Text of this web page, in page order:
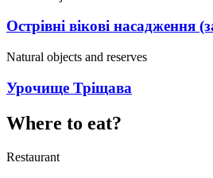
Острівні вікові насадження
Natural objects and reserves
Урочище Тріщава
Where to eat?
Restaurant